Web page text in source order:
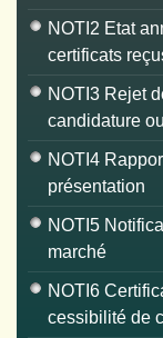
NOTI2 Etat
certificats
NOTI3 Rejet
candidature
NOTI4
présentation
NOTI5
marché
NOTI6
cessibilité de